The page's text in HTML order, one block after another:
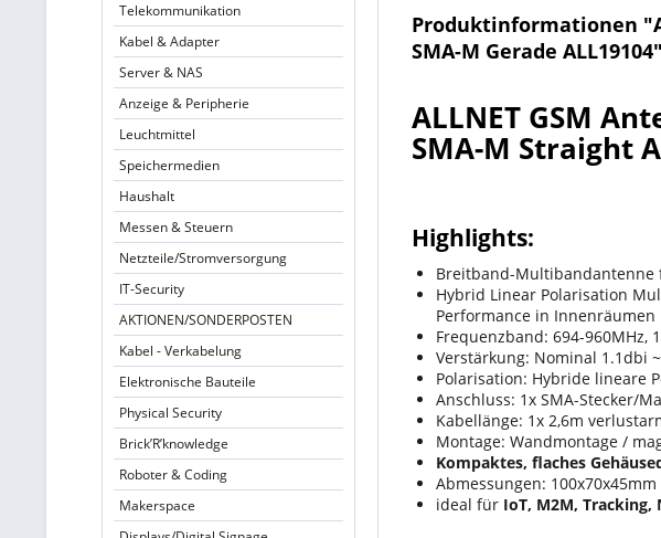
Telekommunikation
Kabel & Adapter
Server & NAS
Anzeige & Peripherie
Leuchtmittel
Speichermedien
Haushalt
Messen & Steuern
Netzteile/Stromversorgung
IT-Security
AKTIONEN/SONDERPOSTEN
Kabel - Verkabelung
Elektronische Bauteile
Physical Security
Brick’R’knowledge
Roboter & Coding
Makerspace
Produktinformationen
SMA-M Gerade ALL19104"
ALLNET GSM
SMA-M Straight
Highlights:
Breitband-Multibandantenne
Hybrid Linear Polarisation
Performance in Innenräumen
Frequenzband: 694-960MHz,
Verstärkung: Nominal 1.1dbi
Polarisation: Hybride lineare
Anschluss: 1x SMA-Stecker/
Kabellänge: 1x 2,6m
Montage: Wandmontage /
Kompaktes, flaches
Abmessungen: 100x70x45mm
ideal für IoT, M2M,